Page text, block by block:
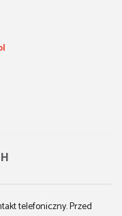
telefoniczny. Przed